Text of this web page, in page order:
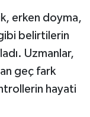
erken doyma,
gibi belirtilerin
Uzmanlar,
geç fark
hayati